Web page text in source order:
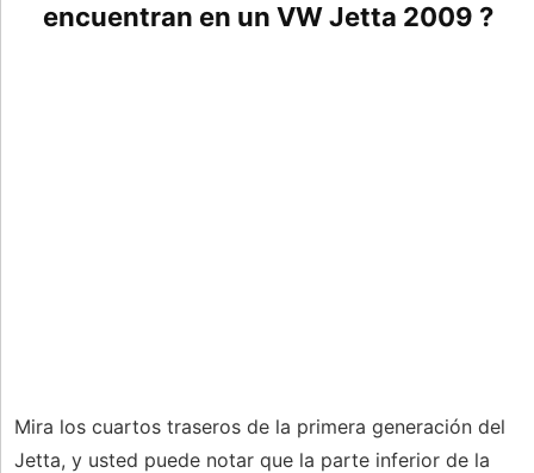
encuentran en un VW Jetta 2009 ?
Mira los cuartos traseros de la primera generación del
Jetta, y usted puede notar que la parte inferior de la